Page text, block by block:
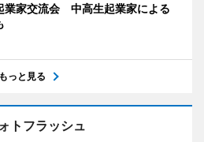
業家交流会 中高生起業家による
もっと見る
トフラッシュ